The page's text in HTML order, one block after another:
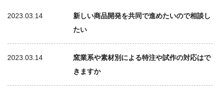
2023.03.14
新しい商品開発を共同で進めたいので相談し
たい
2023.03.14
窯業系や素材別による特注や試作の対応はで
きますか